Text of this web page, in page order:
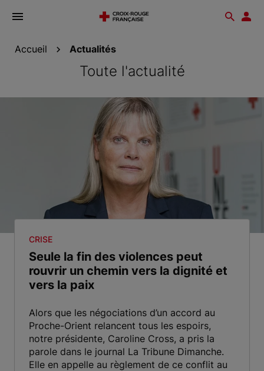
Ouvrir
Accueil Actualités
Toute l'actualité
CRISE
Seule la fin des violences peut
rouvrir un chemin vers la dignité et
vers la paix
Alors que les négociations d’un accord au
Proche-Orient relancent tous les espoirs,
notre présidente, Caroline Cross, a pris la
parole dans le journal La Tribune Dimanche.
Elle en appelle au règlement de ce conflit au